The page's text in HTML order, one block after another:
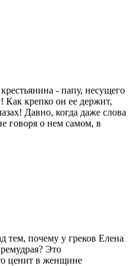
- папу, несущего
крепко он ее держит,
Давно, когда даже слова
говоря о нем самом, в
тем, почему у греков Елена
Это
ценит в женщине